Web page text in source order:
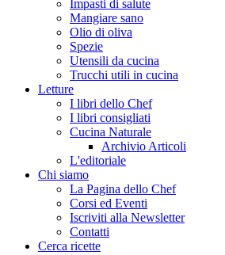
Impasti di salute
Mangiare sano
Olio di oliva
Spezie
Utensili da cucina
Trucchi utili in cucina
Letture
I libri dello Chef
I libri consigliati
Cucina Naturale
Archivio Articoli
L'editoriale
Chi siamo
La Pagina dello Chef
Corsi ed Eventi
Iscriviti alla Newsletter
Contatti
Cerca ricette